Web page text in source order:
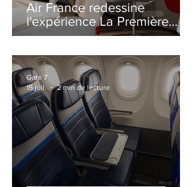
Air France redessine
l'expérience La Première
avec un salon entièrement
Gate 7
15 juil.
2 min de lecture